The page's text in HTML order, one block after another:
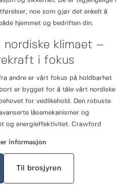
noe som gjør det enkelt å
hjemmet og bedriften din.
klimaet –
i fokus
andre er vårt fokus på holdbarhet
er bygget for å tåle vårt nordiske
for vedlikehold. Den robuste
låsemekanismer og
og energieffektivitet. Crawford
for en rekke miljøer. Med tilpassbare
Crawford vippeporter tilbyr en
holdbarhet og estetisk
informasjon
Til brosjyren